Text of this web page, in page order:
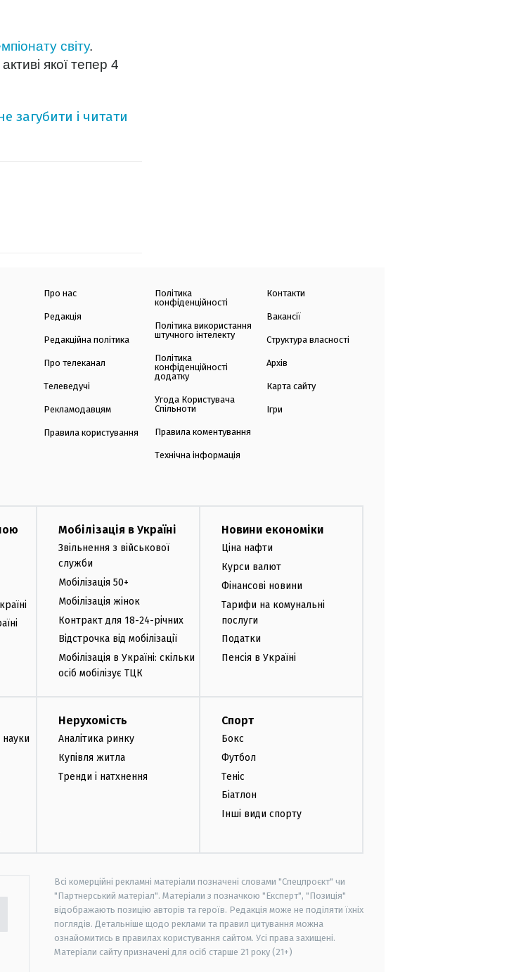
світу.
якої тепер 4
загубити і читати
Про нас
Редакція
Редакційна політика
Про телеканал
Телеведучі
Рекламодавцям
Правила користування
Політика
конфіденційності
Політика використання
штучного інтелекту
Політика
конфіденційності
додатку
Угода Користувача
Спільноти
Правила коментування
Технічна інформація
Контакти
Вакансії
Структура власності
Архів
Карта сайту
Ігри
Мобілізація в Україні
Звільнення з військової
служби
Мобілізація 50+
Мобілізація жінок
Контракт для 18-24-річних
Відстрочка від мобілізації
Мобілізація в Україні: скільки
осіб мобілізує ТЦК
Новини економіки
Ціна нафти
Курси валют
Фінансові новини
Тарифи на комунальні
послуги
Податки
Пенсія в Україні
науки
Нерухомість
Аналітика ринку
Купівля житла
Тренди і натхнення
Спорт
Бокс
Футбол
Теніс
Біатлон
Інші види спорту
Всі комерційні рекламні матеріали позначені словами "Спецпроєкт" чи
"Партнерський матеріал". Матеріали з позначкою "Експерт", "Позиція"
відображають позицію авторів та героїв. Редакція може не поділяти їхніх
поглядів. Детальніше щодо реклами та правил цитування можна
ознайомитись в правилах користування сайтом. Усі права захищені.
Матеріали сайту призначені для осіб старше 21 року (21+)